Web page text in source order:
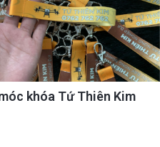
khóa Tứ Thiên Kim